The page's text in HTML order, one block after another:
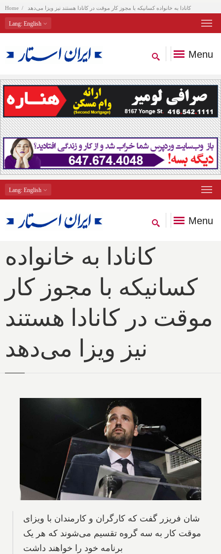
Home کانادا به خانواده کسانیکه با مجوز کار موقت در کانادا هستند نیز ویزا می‌دهد
Lang: English
Menu
Lang: English
Menu
کانادا به خانواده
کسانیکه با مجوز کار
موقت در کانادا هستند
نیز ویزا می‌دهد
شان فریزر گفت که کارگران و کارمندان با ویزای
موقت کار به سه گروه تقسیم می‌شوند که هر یک
برنامه خود را خواهند داشت